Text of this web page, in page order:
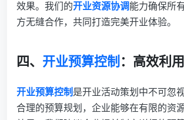
效果。我们的开业资源协调能力确保所
方无缝合作，共同打造完美开业体验。
四、 开业预算控制 ：高效利
开业预算控制 是开业活动策划中不可忽
合理的预算规划，企业能够在有限的资